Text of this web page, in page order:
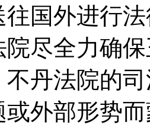
往国外进行
院尽全力确
不丹法院的
或外部形势